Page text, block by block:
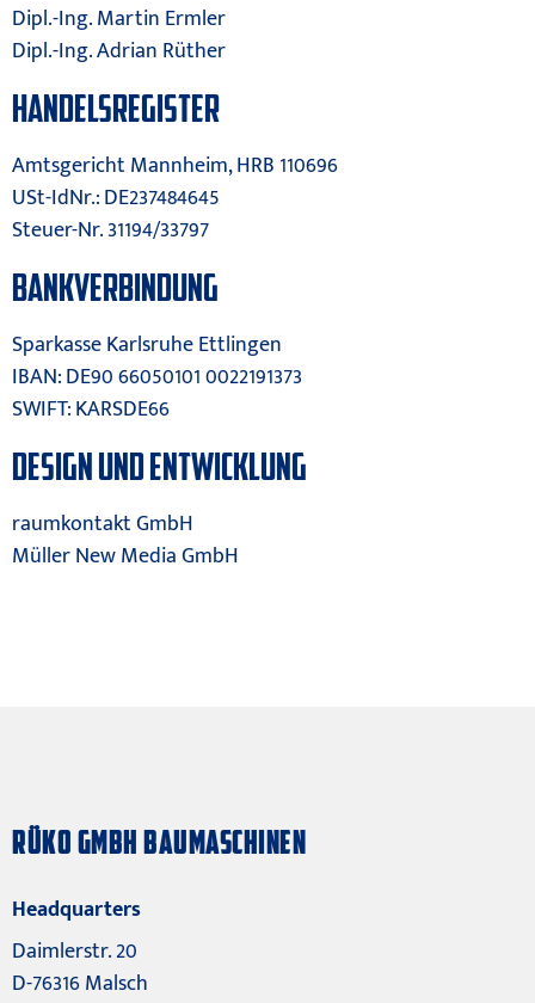
Dipl.-Ing. Martin Ermler
Dipl.-Ing. Adrian Rüther
HANDELSREGISTER
Amtsgericht Mannheim, HRB 110696
USt-IdNr.: DE237484645
Steuer-Nr. 31194/33797
BANKVERBINDUNG
Sparkasse Karlsruhe Ettlingen
IBAN: DE90 66050101 0022191373
SWIFT: KARSDE66
DESIGN UND ENTWICKLUNG
raumkontakt GmbH
Müller New Media GmbH
RÜKO GMBH BAUMASCHINEN
Headquarters
Daimlerstr. 20
D-76316 Malsch